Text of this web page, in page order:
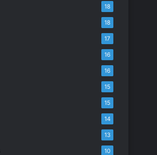
18
18
17
16
16
15
15
14
13
10